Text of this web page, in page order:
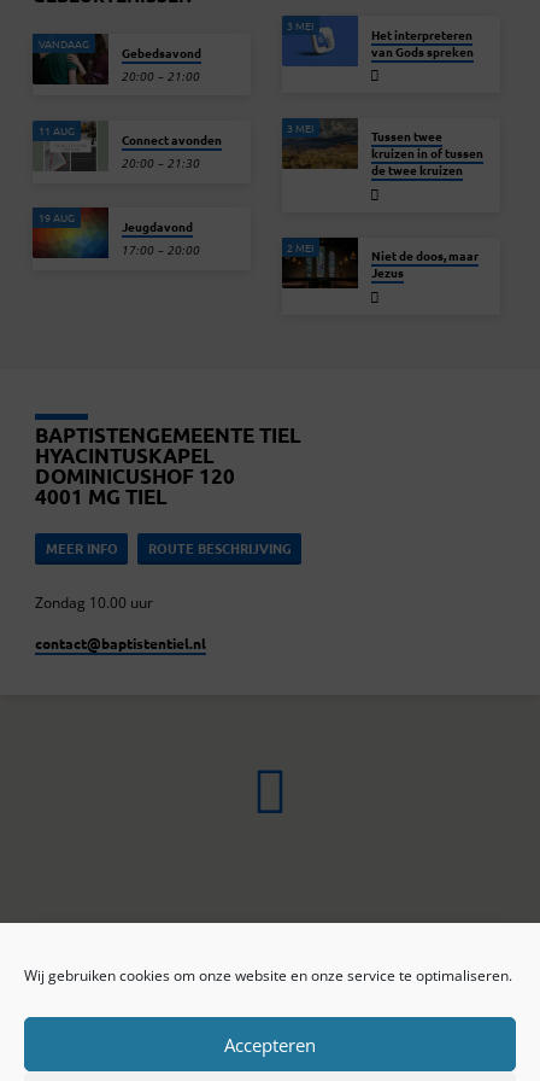
Wij gebruiken cookies om onze website en onze service te optimaliseren.
Accepteren
VANDAAG Gebedsavond
20:00 – 21:00
11 AUG Connect avonden
20:00 – 21:30
19 AUG Jeugdavond
17:00 – 20:00
3 MEI
Het interpreteren
van Gods spreken
3 MEI
Tussen twee
kruizen in of tussen
de twee kruizen
2 MEI
Niet de doos, maar
Jezus
BAPTISTENGEMEENTE TIEL
HYACINTUSKAPEL
DOMINICUSHOF 120
4001 MG TIEL
MEER INFO ROUTE BESCHRIJVING
Zondag 10.00 uur
contact​@baptistentiel.nl
ONLINE ARCHIEF
Privacy beleid